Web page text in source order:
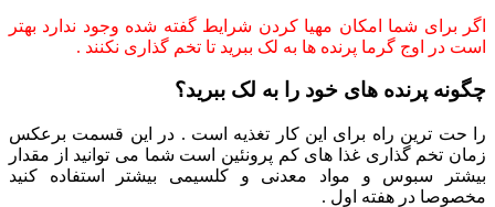
اگر برای شما امکان مهیا کردن شرایط گفته شده وجود ندارد بهتر
است در اوج گرما پرنده ها به لک ببرید تا تخم گذاری نکنند .
چگونه پرنده های خود را به لک ببرید؟
را حت ترین راه برای این کار تغذیه است . در این قسمت برعکس
زمان تخم گذاری غذا های کم پرونئین است شما می توانید از مقدار
بیشتر سبوس و مواد معدنی و کلسیمی بیشتر استفاده کنید
مخصوصا در هفته اول .